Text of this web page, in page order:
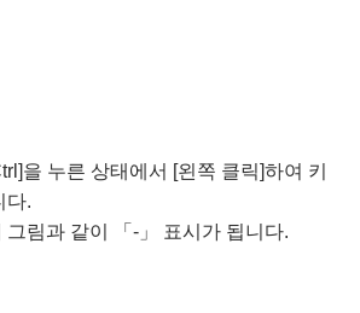
을 누른 상태에서 [왼쪽 클릭]하여 키
다.
그림과 같이 「-」 표시가 됩니다.